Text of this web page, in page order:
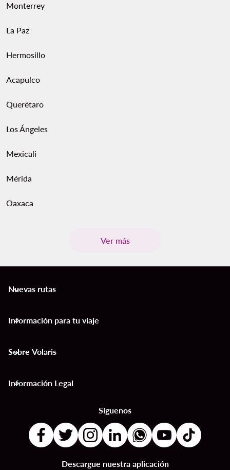
Monterrey
La Paz
Hermosillo
Acapulco
Querétaro
Los Ángeles
Mexicali
Mérida
Oaxaca
Ver más
Nuevas rutas
keyboard_arrow_down
Información para tu viaje
keyboard_arrow_down
Sobre Volaris
keyboard_arrow_down
Información Legal
keyboard_arrow_down
Síguenos
Descargue nuestra aplicación